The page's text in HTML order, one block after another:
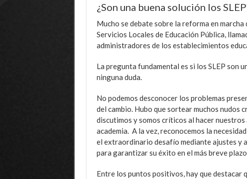
¿Son una buena solución los
Mucho se debate sobre la reforma en
Servicios Locales de Educación Pública,
administradores de los establecimientos
La pregunta fundamental es si los SLEP son
ninguna duda.
No podemos desconocer los problemas
del cambio. Hubo que sortear muchos
discutimos y somos críticos al hacer
academia. A la vez, reconocemos la
el extraordinario desafío mediante ajustes y
para garantizar su éxito en el más breve plazo.
Entre los puntos positivos, hay que destacar